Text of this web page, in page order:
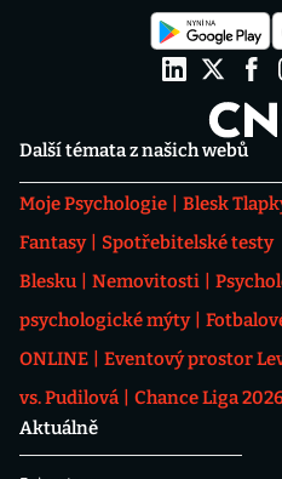
Další témata z našich webů
Moje Psychologie Blesk
Fantasy
Spotřebitelské testy
Blesku
Nemovitosti
psychologické mýty
ONLINE
Eventový prostor
vs. Pudilová
Chance Liga
Aktuálně